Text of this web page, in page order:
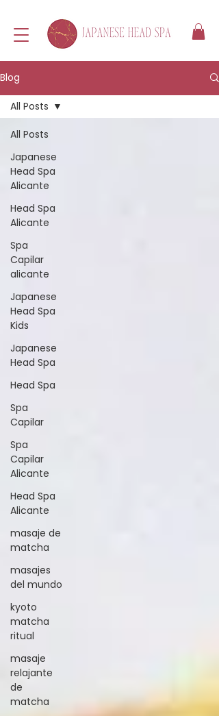
Blog
All Posts
Japanese
Head Spa
Alicante
Head Spa
Alicante
Spa
Capilar
alicante
Japanese
Head Spa
Kids
Japanese
Head Spa
Head Spa
Spa
Capilar
Spa
Capilar
Alicante
Head Spa
Alicante
masaje de
matcha
masajes
del mundo
kyoto
matcha
ritual
masaje
relajante
de
matcha
All Posts